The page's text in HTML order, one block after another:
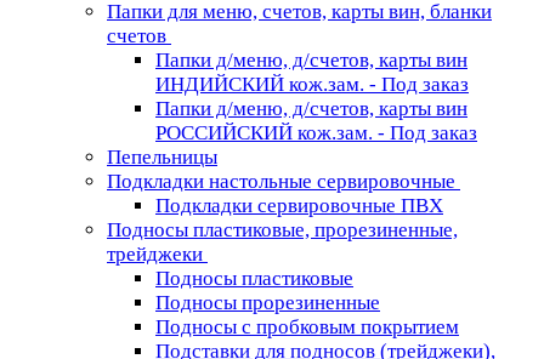
Папки для меню, счетов, карты вин, бланки
счетов
Папки д/меню, д/счетов, карты вин
ИНДИЙСКИЙ кож.зам. - Под заказ
Папки д/меню, д/счетов, карты вин
РОССИЙСКИЙ кож.зам. - Под заказ
Пепельницы
Подкладки настольные сервировочные
Подкладки сервировочные ПВХ
Подносы пластиковые, прорезиненные,
трейджеки
Подносы пластиковые
Подносы прорезиненные
Подносы с пробковым покрытием
Подставки для подносов (трейджеки),